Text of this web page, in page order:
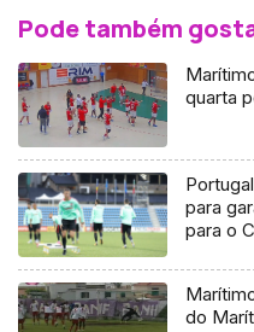
Pode também
quarta
para
para o
do